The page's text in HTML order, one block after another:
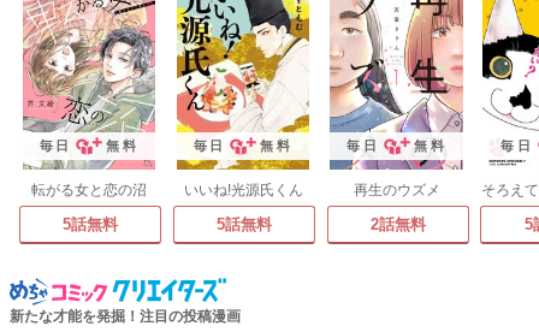
毎日 無料
転がる女と恋の沼
5話無料
毎日 無料
いいね!光源氏くん
5話無料
毎日 無料
再生のウズメ
2話無料
毎日
そろえ
5
新たな才能を発掘！注目の投稿漫画